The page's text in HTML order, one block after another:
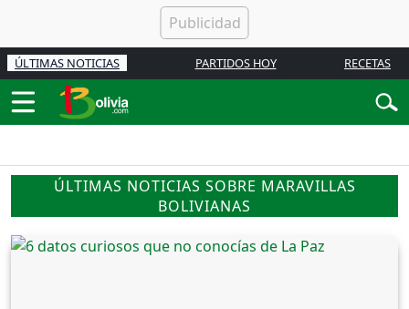
ÚLTIMAS NOTICIAS PARTIDOS HOY RECETAS
ÚLTIMAS NOTICIAS SOBRE MARAVILLAS
BOLIVIANAS